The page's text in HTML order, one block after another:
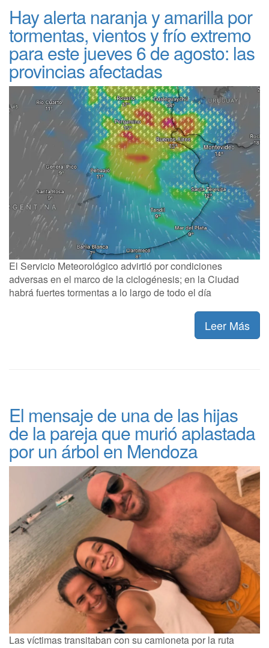
Hay alerta naranja y amarilla por
tormentas, vientos y frío extremo
para este jueves 6 de agosto: las
provincias afectadas
El Servicio Meteorológico advirtió por condiciones
adversas en el marco de la ciclogénesis; en la Ciudad
habrá fuertes tormentas a lo largo de todo el día
Leer Más
El mensaje de una de las hijas
de la pareja que murió aplastada
por un árbol en Mendoza
Las víctimas transitaban con su camioneta por la ruta